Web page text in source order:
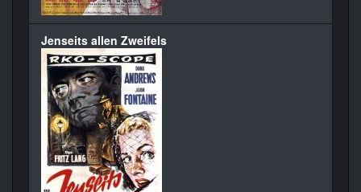
Jenseits allen Zweifels